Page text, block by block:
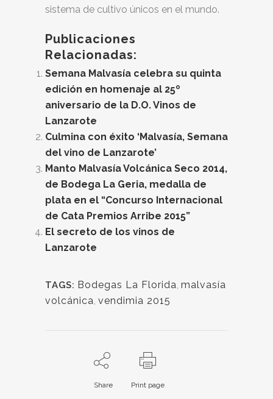
sistema de cultivo únicos en el mundo.
Publicaciones
Relacionadas:
Semana Malvasía celebra su quinta
edición en homenaje al 25º
aniversario de la D.O. Vinos de
Lanzarote
Culmina con éxito ‘Malvasía, Semana
del vino de Lanzarote’
Manto Malvasía Volcánica Seco 2014,
de Bodega La Geria, medalla de
plata en el “Concurso Internacional
de Cata Premios Arribe 2015”
El secreto de los vinos de
Lanzarote
TAGS: Bodegas La Florida, malvasía
volcánica, vendimia 2015
Share Print page